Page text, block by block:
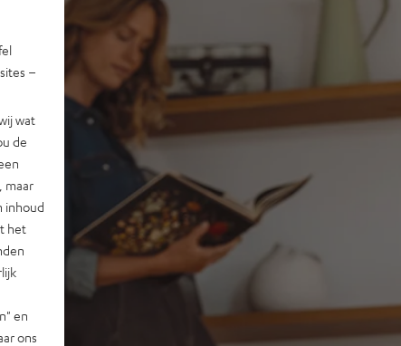
–
wat
de
maar
inhoud
het
en
ons